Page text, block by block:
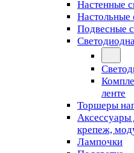
Настенные
Настольные
Подвесные
ленте
Торшеры
Аксессуары
крепеж,
Лампочки